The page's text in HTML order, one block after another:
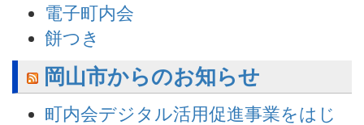
電子町内会
餅つき
岡山市からのお知らせ
町内会デジタル活用促進事業をはじ